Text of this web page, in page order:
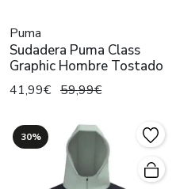
Puma
Sudadera Puma Class
Graphic Hombre Tostado
41,99€ 59,99€
30%